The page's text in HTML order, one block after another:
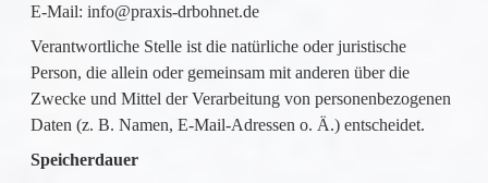
E-Mail: info@praxis-drbohnet.de
Verantwortliche Stelle ist die natürliche oder juristische
Person, die allein oder gemeinsam mit anderen über die
Zwecke und Mittel der Verarbeitung von personenbezogenen
Daten (z. B. Namen, E-Mail-Adressen o. Ä.) entscheidet.
Speicherdauer